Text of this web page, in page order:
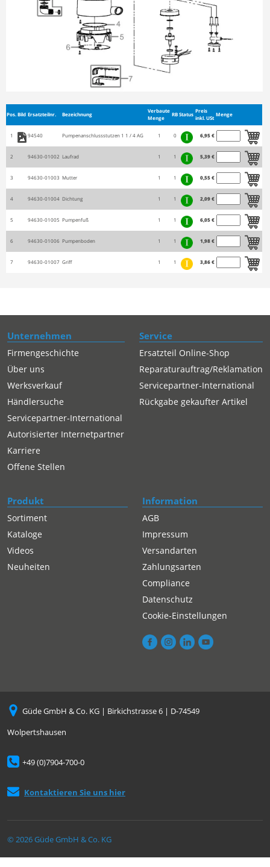
Pos.Bild Ersatzteilnr. Bezeichnung
Verbaute
Menge
RBStatus
Preis
inkl. USt
Menge
1 94540 Pumpenanschlussstutzen 1 1 / 4 AG 1 0 6,95 €
2 94630-01002 Laufrad 1 1 5,39 €
3 94630-01003 Mutter 1 1 0,55 €
4 94630-01004 Dichtung 1 1 2,09 €
5 94630-01005 Pumpenfuß 1 1 6,05 €
6 94630-01006 Pumpenboden 1 1 1,98 €
7 94630-01007 Griff 1 1 3,86 €
Unternehmen
Firmengeschichte
Über uns
Werksverkauf
Händlersuche
Servicepartner-International
Autorisierter Internetpartner
Karriere
Offene Stellen
Service
Ersatzteil Online-Shop
Reparaturauftrag/Reklamation
Servicepartner-International
Rückgabe gekaufter Artikel
Produkt
Sortiment
Kataloge
Videos
Neuheiten
Information
AGB
Impressum
Versandarten
Zahlungsarten
Compliance
Datenschutz
Cookie-Einstellungen
Güde GmbH & Co. KG | Birkichstrasse 6 | D-74549
Wolpertshausen
+49 (0)7904-700-0
Kontaktieren Sie uns hier
© 2026 Güde GmbH & Co. KG